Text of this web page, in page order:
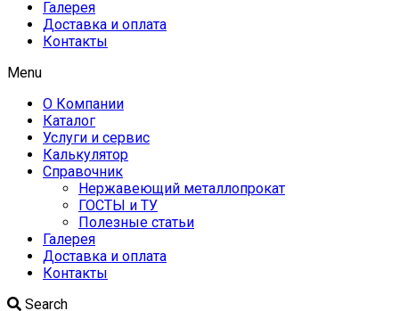
Галерея
Доставка и оплата
Контакты
Menu
О Компании
Каталог
Услуги и сервис
Калькулятор
Справочник
Нержавеющий металлопрокат
ГОСТЫ и ТУ
Полезные статьи
Галерея
Доставка и оплата
Контакты
Search